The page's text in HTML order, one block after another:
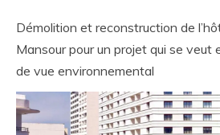
Démolition et reconstruction de
Mansour pour un projet qui se veut
de vue environnemental